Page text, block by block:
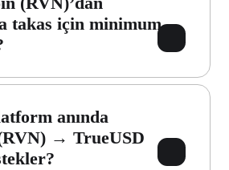
takas için minimum
anında
→ TrueUSD